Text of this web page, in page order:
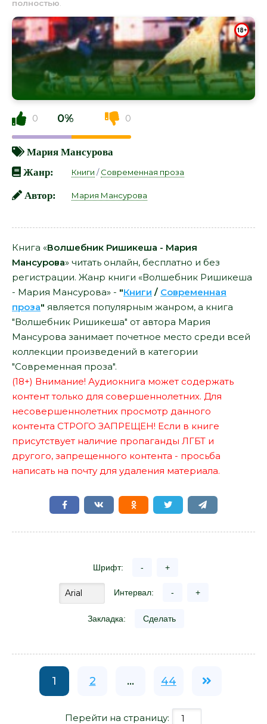
полностью
0 0% 0
Мария Мансурова
Жанр:
Книги /Современная проза
Автор: Мария Мансурова
Книга «Волшебник Ришикеша - Мария
Мансурова» читать онлайн, бесплатно и без
регистрации. Жанр книги «Волшебник Ришикеша
- Мария Мансурова» - "Книги / Современная
проза" является популярным жанром, а книга
"Волшебник Ришикеша" от автора Мария
Мансурова занимает почетное место среди всей
коллекции произведений в категории
"Современная проза".
(18+) Внимание! Аудиокнига может содержать
контент только для совершеннолетних. Для
несовершеннолетних просмотр данного
контента СТРОГО ЗАПРЕЩЕН! Если в книге
присутствует наличие пропаганды ЛГБТ и
другого, запрещенного контента - просьба
написать на почту для удаления материала.
Шрифт: - +
Интервал: - +
Закладка: Сделать
1 2 ... 44
Перейти на страницу: